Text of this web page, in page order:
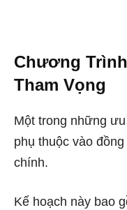
Chương
Tham Vọng
Một trong những
phụ thuộc vào đồng
chính.
Kế hoạch này bao